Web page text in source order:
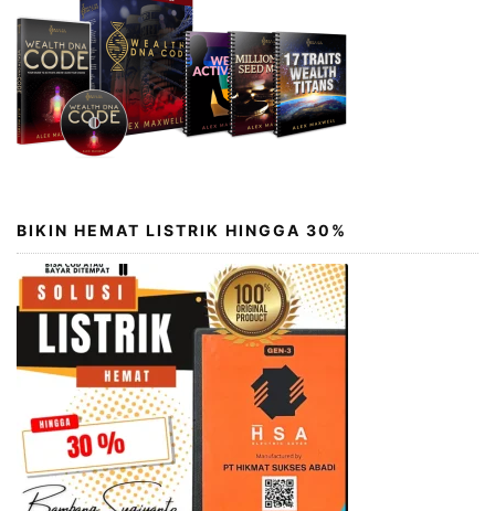
BIKIN HEMAT LISTRIK HINGGA 30%